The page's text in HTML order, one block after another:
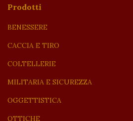
Prodotti
BENESSERE
CACCIA E TIRO
COLTELLERIE
MILITARIA E SICUREZZA
OGGETTISTICA
OTTICHE